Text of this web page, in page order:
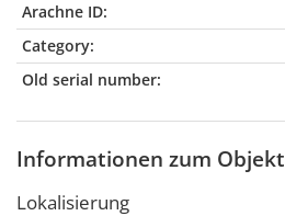
Arachne ID:
Category:
Old serial number:
Informationen zum Objekt
Lokalisierung